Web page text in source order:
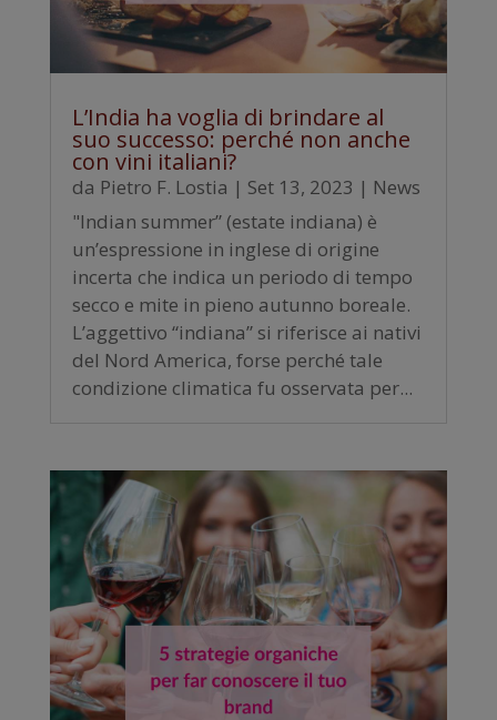
L’India ha voglia di brindare al
suo successo: perché non anche
con vini italiani?
da Pietro F. Lostia | Set 13, 2023 | News
"Indian summer” (estate indiana) è
un’espressione in inglese di origine
incerta che indica un periodo di tempo
secco e mite in pieno autunno boreale.
L’aggettivo “indiana” si riferisce ai nativi
del Nord America, forse perché tale
condizione climatica fu osservata per...